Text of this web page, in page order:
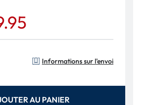
Informations sur l'envoi
AU PANIER